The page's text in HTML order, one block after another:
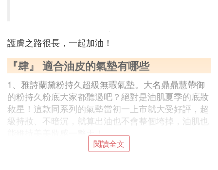
護膚之路很長，一起加油！
『肆』 適合油皮的氣墊有哪些
1、雅詩蘭黛粉持久超級無瑕氣墊。大名鼎鼎慧帶御
的粉持久粉底大家都聽過吧？絕對是油肌夏季的底妝
救星！這款同系列的氣墊當初一上市就大受好評，超
級持妝、不暗沉，就算出油也不會整個垮掉，油肌也
能維持美美妝感一整天！
閱讀全文